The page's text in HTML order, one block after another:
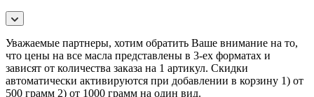
Уважаемые партнеры, хотим обратить Ваше внимание на то,
что цены на все масла представлены в 3-ех форматах и
зависят от количества заказа на 1 артикул. Скидки
автоматически активируются при добавлении в корзину 1) от
500 грамм 2) от 1000 грамм на один вид.